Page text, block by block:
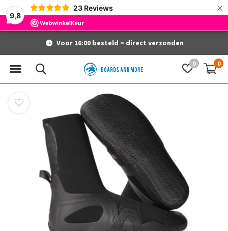
9,8
23 Reviews ×
0 0
Voor 16:00 besteld = direct verzonden